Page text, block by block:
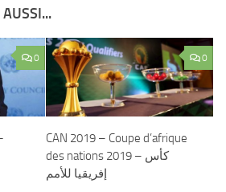
0 0
CAN 2019 – Coupe d’afrique
des nations 2019 – كأس
إفريقيا للأمم